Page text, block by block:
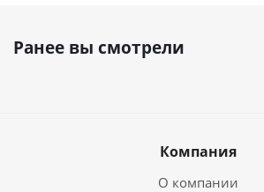
Ранее вы смотрели
Компания
О компании